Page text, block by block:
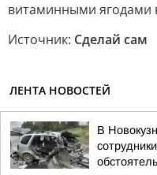
витаминными ягодами
Источник: Сделай сам
ЛЕНТА НОВОСТЕЙ
В